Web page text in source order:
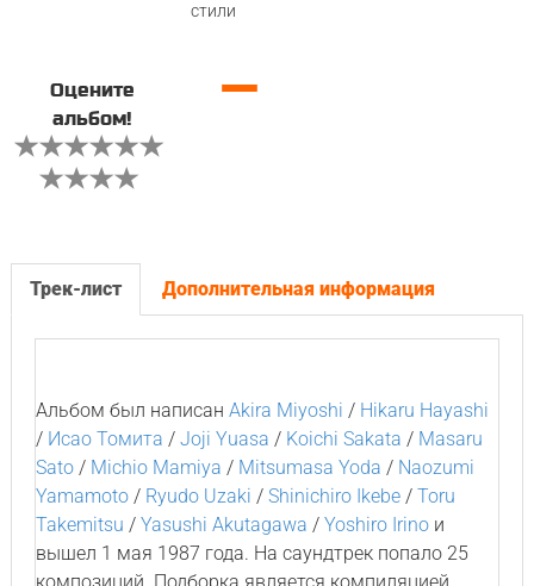
стили
Оцените
альбом!
—
Трек-лист Дополнительная информация
Альбом был написан Akira Miyoshi / Hikaru Hayashi
/ Исао Томита / Joji Yuasa / Koichi Sakata / Masaru
Sato/ Michio Mamiya / Mitsumasa Yoda / Naozumi
Yamamoto/ Ryudo Uzaki / Shinichiro Ikebe/ Toru
Takemitsu / Yasushi Akutagawa / Yoshiro Irinoи
вышел 1 мая 1987 года. На саундтрек попало 25